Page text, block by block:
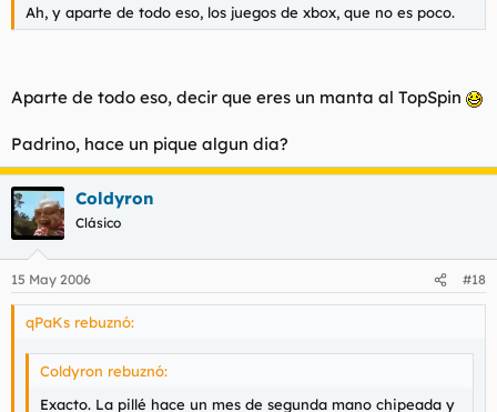
Ah, y aparte de todo eso, los juegos de xbox, que no es poco.
Aparte de todo eso, decir que eres un manta al TopSpin
Padrino, hace un pique algun dia?
Coldyron
Clásico
15 May 2006 #18
qPaKs rebuznó:
Coldyron rebuznó:
Exacto. La pillé hace un mes de segunda mano chipeada y